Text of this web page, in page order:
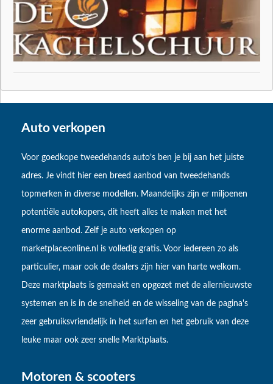
Auto verkopen
Voor goedkope tweedehands auto’s ben je bij aan het juiste
adres. Je vindt hier een breed aanbod van tweedehands
topmerken in diverse modellen. Maandelijks zijn er miljoenen
potentiële autokopers, dit heeft alles te maken met het
enorme aanbod. Zelf je auto verkopen op
marketplaceonline.nl is volledig gratis. Voor iedereen zo als
particulier, maar ook de dealers zijn hier van harte welkom.
Deze marktplaats is gemaakt en opgezet met de allernieuwste
systemen en is in de snelheid en de wisseling van de pagina's
zeer gebruiksvriendelijk in het surfen en het gebruik van deze
leuke maar ook zeer snelle Marktplaats.
Motoren & scooters